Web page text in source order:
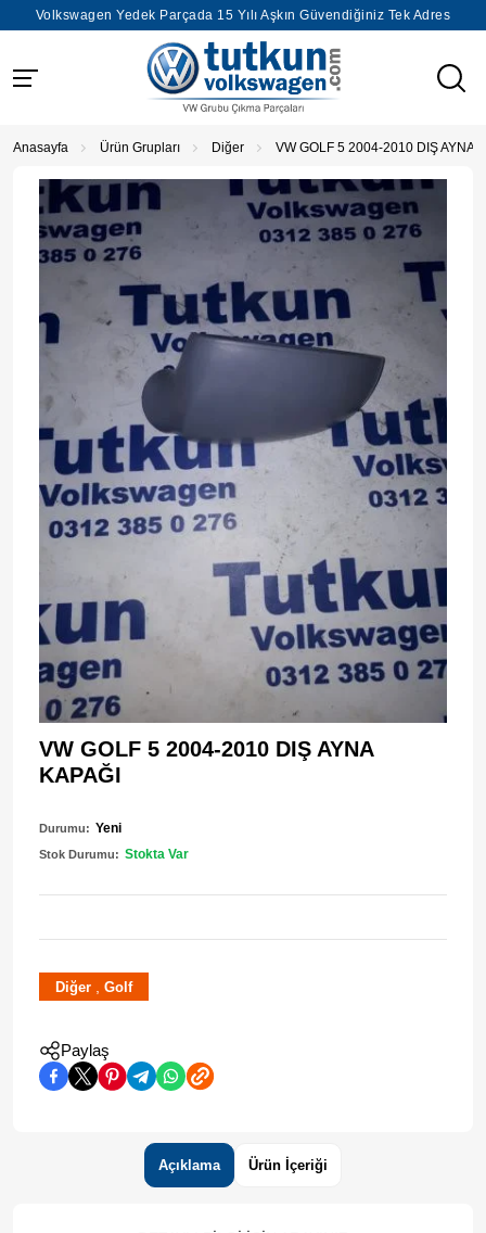
Volkswagen Yedek Parçada 15 Yılı Aşkın Güvendiğiniz Tek Adres
Anasayfa Ürün Grupları Diğer VW GOLF 5 2004-2010 DIŞ AYNA
VW GOLF 5 2004-2010 DIŞ AYNA
KAPAĞI
Durumu: Yeni
Stok Durumu: Stokta Var
Diğer , Golf
Paylaş
Açıklama Ürün İçeriği